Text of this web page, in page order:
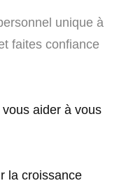
unique à
faites confiance
aider à vous
la croissance